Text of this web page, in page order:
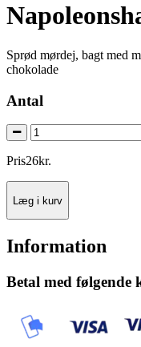
Sprød mørdej, bagt med
chokolade
Antal
Pris26kr.
Læg i kurv
Information
Betal med følgende